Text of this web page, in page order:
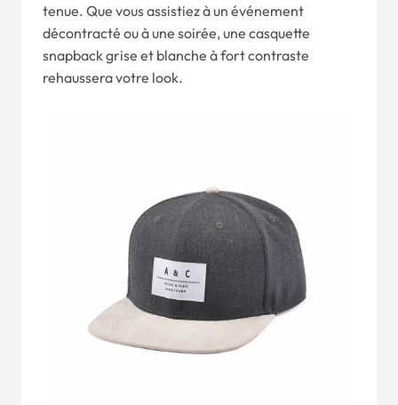
tenue. Que vous assistiez à un événement
décontracté ou à une soirée, une casquette
snapback grise et blanche à fort contraste
rehaussera votre look.